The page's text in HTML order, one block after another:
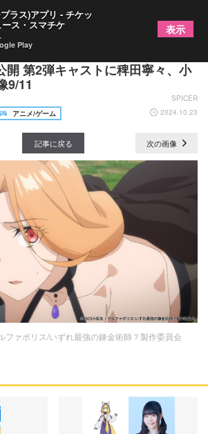
最強の錬金術師？』キービジュ
開 第2弾キャストに稗田寧々、小
9/11
SPICER
アニメ/ゲーム 2024.10.23
記事に戻る 次の画像
ファポリス/いずれ最強の錬金術師？製作委員会
ラス)アプリ - チケッ
ース・スマチケ
Play
表示